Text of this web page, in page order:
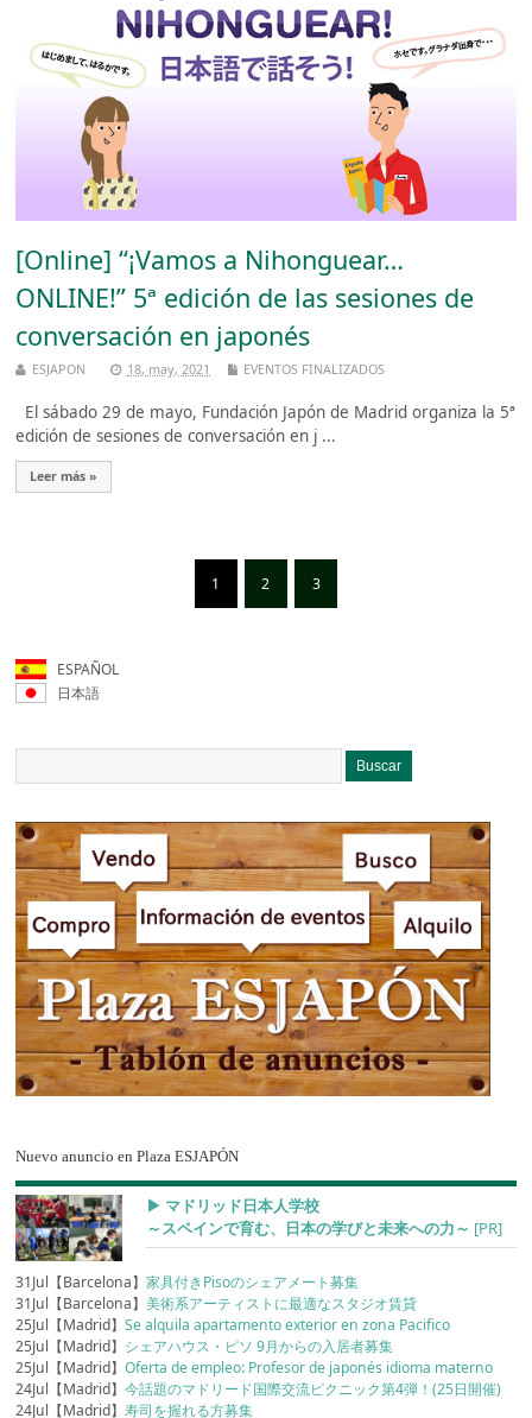
[Online] “¡Vamos a Nihonguear…
ONLINE!” 5ª edición de las sesiones de
conversación en japonés
ESJAPON 18, may, 2021 EVENTOS FINALIZADOS
El sábado 29 de mayo, Fundación Japón de Madrid organiza la 5ª
edición de sesiones de conversación en j ...
Leer más »
1 2 3
ESPAÑOL
日本語
Nuevo anuncio en Plaza ESJAPÓN
▶︎ マドリッド日本人学校
～スペインで育む、日本の学びと未来への力～ [PR]
31Jul【Barcelona】家具付きPisoのシェアメート募集
31Jul【Barcelona】美術系アーティストに最適なスタジオ賃貸
25Jul【Madrid】Se alquila apartamento exterior en zona Pacifico
25Jul【Madrid】 シェアハウス・ピソ 9月からの入居者募集
25Jul【Madrid】Oferta de empleo: Profesor de japonés idioma materno
24Jul【Madrid】今話題のマドリード国際交流ピクニック第4弾！(25日開催)
24Jul【Madrid】寿司を握れる方募集